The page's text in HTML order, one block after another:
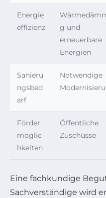
Energie
effizienz
g und
erneuerbare
Energien
Sanieru
ngsbed
arf
Notwendige
Förder
möglic
hkeiten
Öffentliche
Zuschüsse
Eine fachkundige
Sachverständige wird